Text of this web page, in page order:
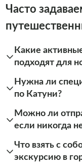
Часто
Какие
подходят для
Нужна ли
по Катуни?
Можно ли
если никогда
Что взять с
экскурсию в